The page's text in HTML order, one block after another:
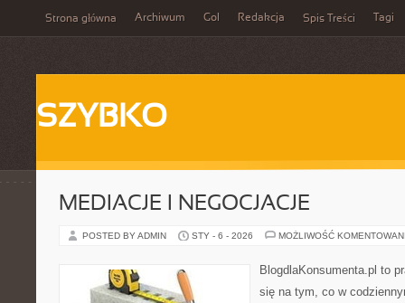
Strona główna Archiwum Gol Redakcja Spis Treści Tagi
SZYBKO
MEDIACJE I NEGOCJACJE
POSTED BY ADMIN STY - 6 - 2026 MOŻLIWOŚĆ
BlogdlaKonsumenta.pl to
się na tym, co w